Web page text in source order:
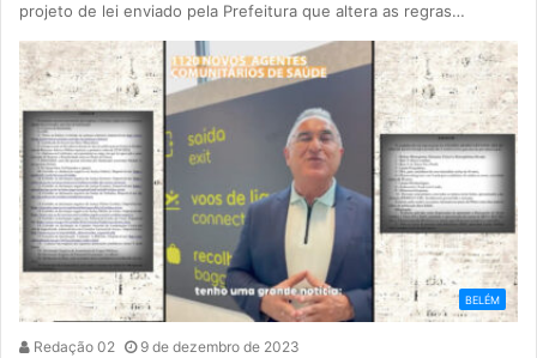
projeto de lei enviado pela Prefeitura que altera as regras…
BELÉM
Redação 02 9 de dezembro de 2023